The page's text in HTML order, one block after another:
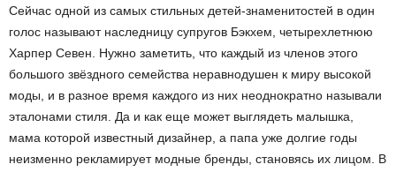
Сейчас одной из самых стильных детей-знаменитостей в один
голос называют наследницу супругов Бэкхем, четырехлетнюю
Харпер Севен. Нужно заметить, что каждый из членов этого
большого звёздного семейства неравнодушен к миру высокой
моды, и в разное время каждого из них неоднократно называли
эталонами стиля. Да и как еще может выглядеть малышка,
мама которой известный дизайнер, а папа уже долгие годы
неизменно рекламирует модные бренды, становясь их лицом. В